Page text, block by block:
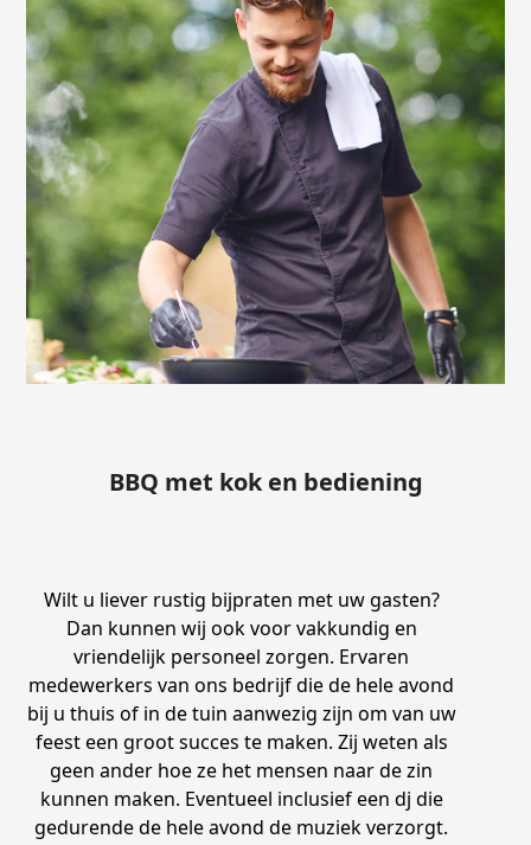
BBQ met kok en bediening
Wilt u liever rustig bijpraten met uw gasten?
Dan kunnen wij ook voor vakkundig en
vriendelijk personeel zorgen. Ervaren
medewerkers van ons bedrijf die de hele avond
bij u thuis of in de tuin aanwezig zijn om van uw
feest een groot succes te maken. Zij weten als
geen ander hoe ze het mensen naar de zin
kunnen maken. Eventueel inclusief een dj die
gedurende de hele avond de muziek verzorgt.